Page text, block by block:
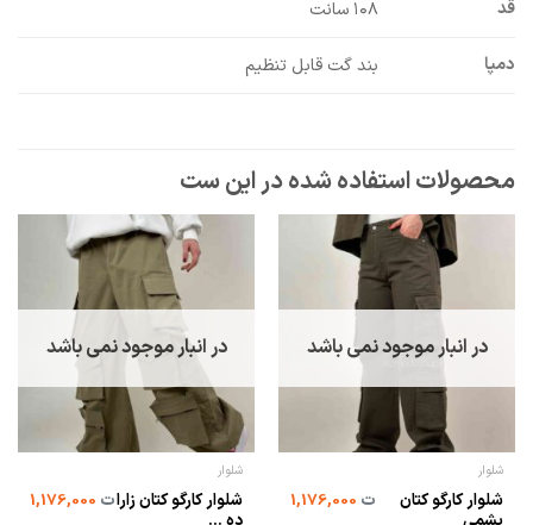
قد ۱۰۸ سانت
دمپا بند گت قابل تنظیم
در انبار موجود نمی باشد
شلوار
شلوار کارگو کتان
ت1,176,000
در انبار موجود نمی باشد
شلوار
شلوار کارگو کتان زارات1,176,000